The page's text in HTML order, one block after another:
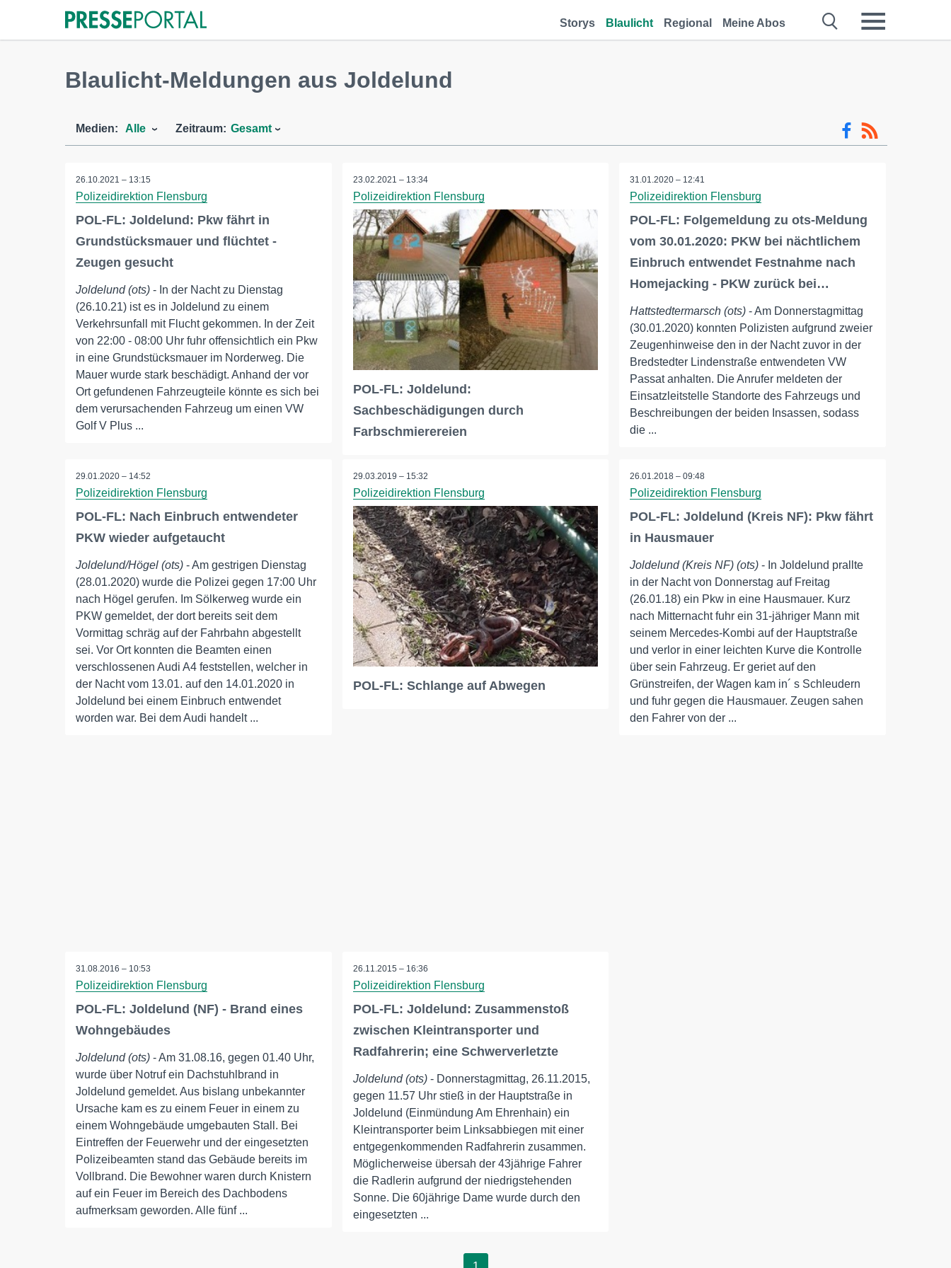
Storys Blaulicht Regional Meine Abos
Blaulicht-Meldungen aus Joldelund
Medien: Alle Zeitraum: Gesamt
26.10.2021 – 13:15
Polizeidirektion Flensburg
POL-FL: Joldelund: Pkw fährt in
Grundstücksmauer und flüchtet -
Zeugen gesucht
Joldelund (ots) - In der Nacht zu Dienstag
(26.10.21) ist es in Joldelund zu einem
Verkehrsunfall mit Flucht gekommen. In der Zeit
von 22:00 - 08:00 Uhr fuhr offensichtlich ein Pkw
in eine Grundstücksmauer im Norderweg. Die
Mauer wurde stark beschädigt. Anhand der vor
Ort gefundenen Fahrzeugteile könnte es sich bei
dem verursachenden Fahrzeug um einen VW
Golf V Plus ...
23.02.2021 – 13:34
Polizeidirektion Flensburg
POL-FL: Joldelund:
Sachbeschädigungen durch
Farbschmierereien
31.01.2020 – 12:41
Polizeidirektion Flensburg
POL-FL: Folgemeldung zu ots-Meldung
vom 30.01.2020: PKW bei nächtlichem
Einbruch entwendet Festnahme nach
Homejacking - PKW zurück bei…
Hattstedtermarsch (ots) - Am Donnerstagmittag
(30.01.2020) konnten Polizisten aufgrund zweier
Zeugenhinweise den in der Nacht zuvor in der
Bredstedter Lindenstraße entwendeten VW
Passat anhalten. Die Anrufer meldeten der
Einsatzleitstelle Standorte des Fahrzeugs und
Beschreibungen der beiden Insassen, sodass
die ...
29.01.2020 – 14:52
Polizeidirektion Flensburg
POL-FL: Nach Einbruch entwendeter
PKW wieder aufgetaucht
Joldelund/Högel (ots) - Am gestrigen Dienstag
(28.01.2020) wurde die Polizei gegen 17:00 Uhr
nach Högel gerufen. Im Sölkerweg wurde ein
PKW gemeldet, der dort bereits seit dem
Vormittag schräg auf der Fahrbahn abgestellt
sei. Vor Ort konnten die Beamten einen
verschlossenen Audi A4 feststellen, welcher in
der Nacht vom 13.01. auf den 14.01.2020 in
Joldelund bei einem Einbruch entwendet
worden war. Bei dem Audi handelt ...
29.03.2019 – 15:32
Polizeidirektion Flensburg
POL-FL: Schlange auf Abwegen
26.01.2018 – 09:48
Polizeidirektion Flensburg
POL-FL: Joldelund (Kreis NF): Pkw fährt
in Hausmauer
Joldelund (Kreis NF) (ots) - In Joldelund prallte
in der Nacht von Donnerstag auf Freitag
(26.01.18) ein Pkw in eine Hausmauer. Kurz
nach Mitternacht fuhr ein 31-jähriger Mann mit
seinem Mercedes-Kombi auf der Hauptstraße
und verlor in einer leichten Kurve die Kontrolle
über sein Fahrzeug. Er geriet auf den
Grünstreifen, der Wagen kam in´ s Schleudern
und fuhr gegen die Hausmauer. Zeugen sahen
den Fahrer von der ...
31.08.2016 – 10:53
Polizeidirektion Flensburg
POL-FL: Joldelund (NF) - Brand eines
Wohngebäudes
Joldelund (ots) - Am 31.08.16, gegen 01.40 Uhr,
wurde über Notruf ein Dachstuhlbrand in
Joldelund gemeldet. Aus bislang unbekannter
Ursache kam es zu einem Feuer in einem zu
einem Wohngebäude umgebauten Stall. Bei
Eintreffen der Feuerwehr und der eingesetzten
Polizeibeamten stand das Gebäude bereits im
Vollbrand. Die Bewohner waren durch Knistern
auf ein Feuer im Bereich des Dachbodens
aufmerksam geworden. Alle fünf ...
26.11.2015 – 16:36
Polizeidirektion Flensburg
POL-FL: Joldelund: Zusammenstoß
zwischen Kleintransporter und
Radfahrerin; eine Schwerverletzte
Joldelund (ots)- Donnerstagmittag, 26.11.2015,
gegen 11.57 Uhr stieß in der Hauptstraße in
Joldelund (Einmündung Am Ehrenhain) ein
Kleintransporter beim Linksabbiegen mit einer
entgegenkommenden Radfahrerin zusammen.
Möglicherweise übersah der 43jährige Fahrer
die Radlerin aufgrund der niedrigstehenden
Sonne. Die 60jährige Dame wurde durch den
eingesetzten ...